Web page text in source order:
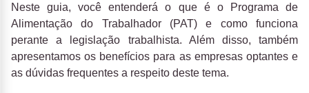
Neste guia, você entenderá o que é o Programa de
Alimentação do Trabalhador (PAT) e como funciona
perante a legislação trabalhista. Além disso, também
apresentamos os benefícios para as empresas optantes e
as dúvidas frequentes a respeito deste tema.